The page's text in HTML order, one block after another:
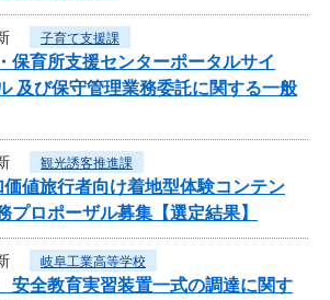
子育て支援課
保育所支援センターポータルサイ
及び保守管理業務委託に関する一般
観光誘客推進課
値旅行者向け着地型体験コンテン
プロポーザル募集【選定結果】
岐阜工業高等学校
全教育実習装置一式の調達に関す